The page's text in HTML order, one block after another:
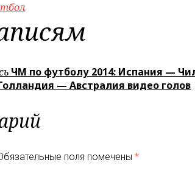
ЧМ по футболу 2014: Испания —
— Австралия видео голов
поля помечены *